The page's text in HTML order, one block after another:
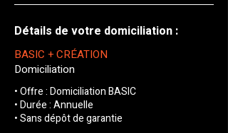
Détails de votre domiciliation :
BASIC + CRÉATION
Domiciliation
• Offre : Domiciliation BASIC
• Durée : Annuelle
• Sans dépôt de garantie